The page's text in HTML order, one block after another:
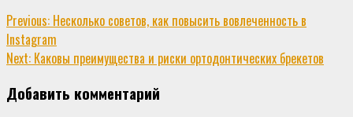
Continue
Reading
Previous: Несколько советов, как повысить вовлеченность в
Instagram
Next: Каковы преимущества и риски ортодонтических брекетов
Добавить комментарий